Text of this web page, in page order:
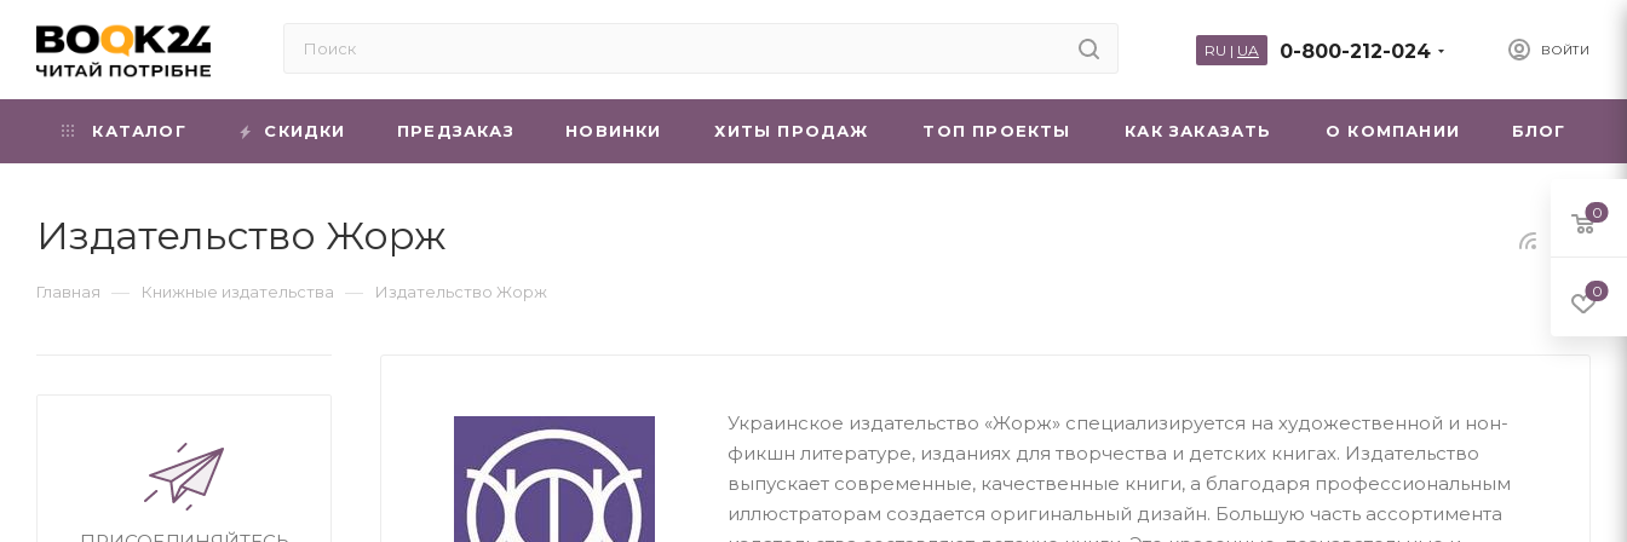
ВОЙТИ
0-800-212-024
RU | UA
КАТАЛОГ СКИДКИ ПРЕДЗАКАЗ НОВИНКИ ХИТЫ ПРОДАЖ ТОП ПРОЕКТЫ КАК ЗАКАЗАТЬ О КОМПАНИИ БЛОГ
Издательство Жорж
Главная — Книжные издательства — Издательство Жорж
Украинское издательство «Жорж» специализируется на художественной и нон-
фикшн литературе, изданиях для творчества и детских книгах. Издательство
выпускает современные, качественные книги, а благодаря профессиональным
иллюстраторам создается оригинальный дизайн. Большую часть ассортимента
0
0